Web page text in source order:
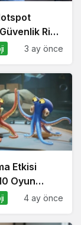
Riski
3 ay önce
Etkisi
Oyun
4 ay önce